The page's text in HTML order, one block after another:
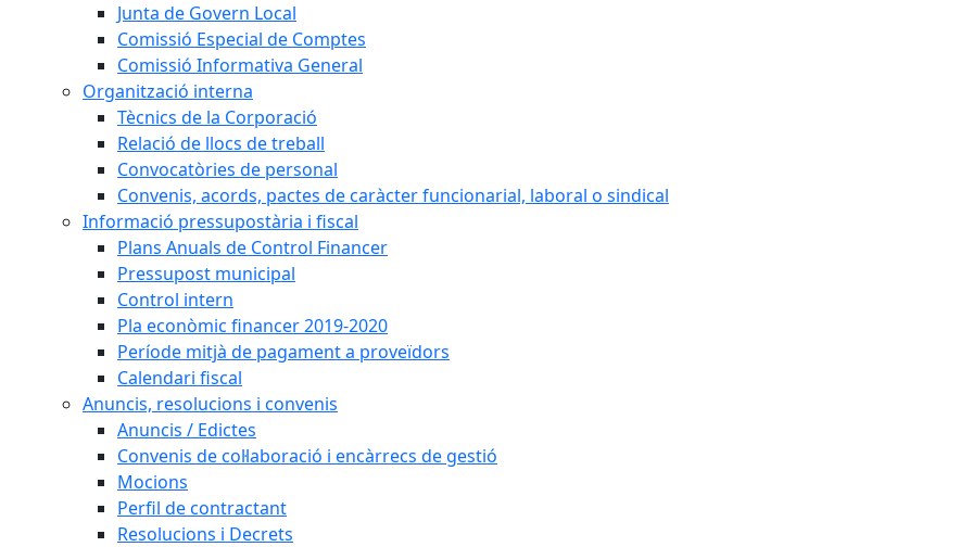
Junta de Govern Local
Comissió Especial de Comptes
Comissió Informativa General
Organització interna
Tècnics de la Corporació
Relació de llocs de treball
Convocatòries de personal
Convenis, acords, pactes de caràcter funcionarial, laboral o sindical
Informació pressupostària i fiscal
Plans Anuals de Control Financer
Pressupost municipal
Control intern
Pla econòmic financer 2019-2020
Període mitjà de pagament a proveïdors
Calendari fiscal
Anuncis, resolucions i convenis
Anuncis / Edictes
Convenis de col·laboració i encàrrecs de gestió
Mocions
Perfil de contractant
Resolucions i Decrets